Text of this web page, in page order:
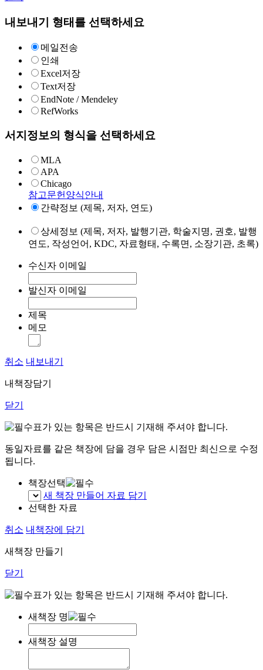
내보내기 형태를 선택하세요
메일전송
인쇄
Excel저장
Text저장
EndNote / Mendeley
RefWorks
서지정보의 형식을 선택하세요
MLA
APA
Chicago
참고문헌양식안내
간략정보 (제목, 저자, 연도)
상세정보 (제목, 저자, 발행기관, 학술지명, 권호, 발행
연도, 작성언어, KDC, 자료형태, 수록면, 소장기관, 초록)
수신자 이메일
발신자 이메일
제목
메모
취소 내보내기
내책장담기
닫기
표가 있는 항목은 반드시 기재해 주셔야 합니다.
동일자료를 같은 책장에 담을 경우 담은 시점만 최신으로 수정
됩니다.
책장선택
새 책장 만들어 자료 담기
선택한 자료
취소 내책장에 담기
새책장 만들기
닫기
표가 있는 항목은 반드시 기재해 주셔야 합니다.
새책장 명
새책장 설명